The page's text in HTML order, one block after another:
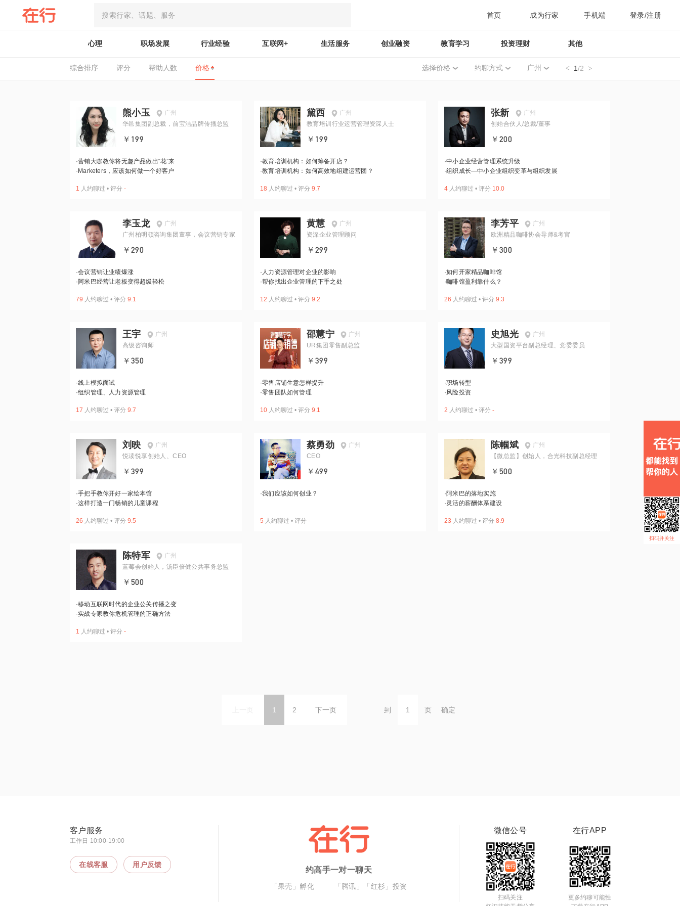
首页 成为行家 手机端 登录/注册
心理 职场发展 行业经验 互联网+ 生活服务 创业融资 教育学习 投资理财 其他
综合排序 评分 帮助人数 价格 选择价格 约聊方式 广州 1/2
熊小玉
广州
华邑集团副总裁，前宝洁品牌传播总监
￥199
·营销大咖教你将无趣产品做出“花”来
· Marketers，应该如何做一个好客户
1 人约聊过 • 评分 -
黛西
广州
教育培训行业运营管理资深人士
￥199
·教育培训机构：如何筹备开店？
·教育培训机构：如何高效地组建运营团？
18 人约聊过 • 评分 9.7
张新
广州
创始合伙人/总裁/董事
￥200
·中小企业经营管理系统升级
·组织成长—中小企业组织变革与组织发展
4 人约聊过 • 评分 10.0
李玉龙
广州
广州柏明顿咨询集团董事，会议营销专家
￥290
·会议营销让业绩爆涨
·阿米巴经营让老板变得超级轻松
79 人约聊过 • 评分 9.1
黄慧
广州
资深企业管理顾问
￥299
· 人力资源管理对企业的影响
·帮你找出企业管理的下手之处
12 人约聊过 • 评分 9.2
李芳平
广州
欧洲精品咖啡协会导师&考官
￥300
·如何开家精品咖啡馆
·咖啡馆盈利靠什么？
26 人约聊过 • 评分 9.3
王宇
广州
高级咨询师
￥350
·线上模拟面试
·组织管理、人力资源管理
17 人约聊过 • 评分 9.7
邵慧宁
广州
UR集团零售副总监
￥399
·零售店铺生意怎样提升
·零售团队如何管理
10 人约聊过 • 评分 9.1
史旭光
广州
大型国资平台副总经理、党委委员
￥399
·职场转型
·风险投资
2 人约聊过 • 评分 -
刘映
广州
悦读悦享创始人、CEO
￥399
·手把手教你开好一家绘本馆
·这样打造一门畅销的儿童课程
26 人约聊过 • 评分 9.5
蔡勇劲
广州
CEO
￥499
·我们应该如何创业？
5 人约聊过 • 评分 -
陈帼斌
广州
【微总监】创始人，合光科技副总经理
￥500
·阿米巴的落地实施
·灵活的薪酬体系建设
23 人约聊过 • 评分 8.9
陈特军
广州
蓝莓会创始人，汤臣倍健公共事务总监
￥500
·移动互联网时代的企业公关传播之变
·实战专家教你危机管理的正确方法
1 人约聊过 • 评分 -
1 2 下一页 到 页 确定
扫码并关注
客户服务
工作日 10:00-19:00
在线客服 用户反馈
约高手一对一聊天
「果壳」孵化 「腾讯」「红杉」投资
微信公号
扫码关注
在行APP
更多约聊可能性